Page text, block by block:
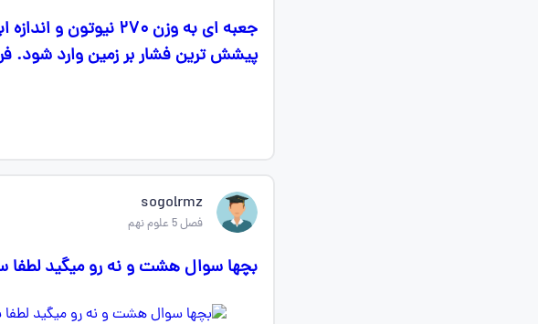
پیشش ترین فشار بر زمین وارد شود.
sogolrmz
فصل 5 علوم نهم
بچها سوال هشت و نه رو میگید لطفا